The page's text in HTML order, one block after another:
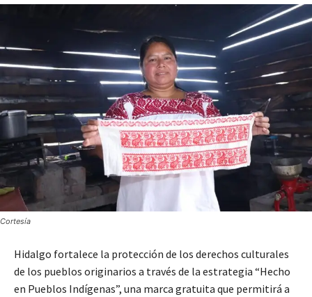
Cortesía
Hidalgo fortalece la protección de los derechos culturales
de los pueblos originarios a través de la estrategia “Hecho
en Pueblos Indígenas”, una marca gratuita que permitirá a